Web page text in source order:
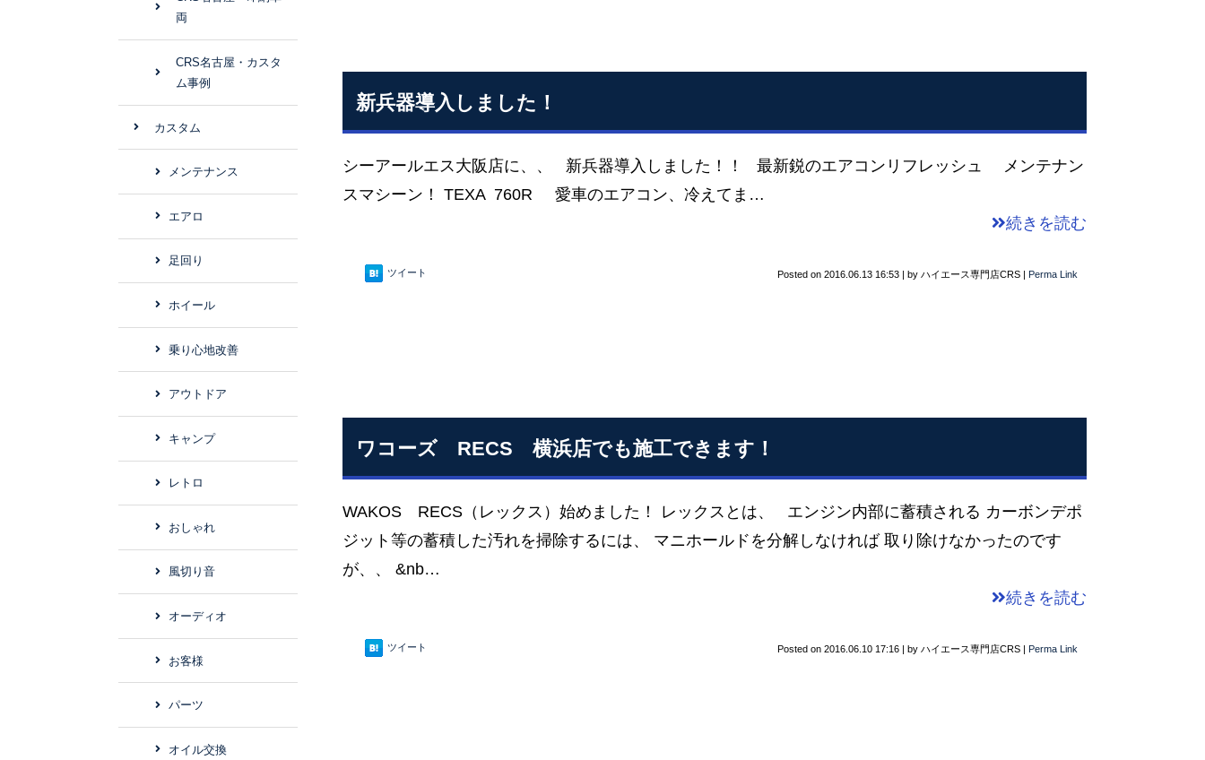
新兵器導入しました！
シーアールエス大阪店に、、 新兵器導入しました！！ 最新鋭のエアコンリフレッシュ メンテナン
スマシーン！ TEXA 760R 愛車のエアコン、冷えてま…
続きを読む
ツイート Posted on 2016.06.13 16:53 | by ハイエース専門店CRS | Perma Link
ワコーズ RECS 横浜店でも施工できます！
WAKOS RECS（レックス）始めました！ レックスとは、 エンジン内部に蓄積される カーボンデポ
ジット等の蓄積した汚れを掃除するには、 マニホールドを分解しなければ 取り除けなかったのです
が、、 &nb…
続きを読む
ツイート Posted on 2016.06.10 17:16 | by ハイエース専門店CRS | Perma Link
両
CRS名古屋・カスタ
ム事例
カスタム
メンテナンス
エアロ
足回り
ホイール
乗り心地改善
アウトドア
キャンプ
レトロ
おしゃれ
風切り音
オーディオ
お客様
パーツ
オイル交換